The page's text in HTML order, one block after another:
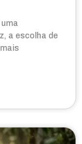
a escolha de